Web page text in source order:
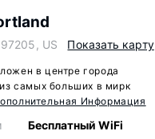
US Показать карту
в центре города
самых больших в мирк
Информация
Бесплатный WiFi